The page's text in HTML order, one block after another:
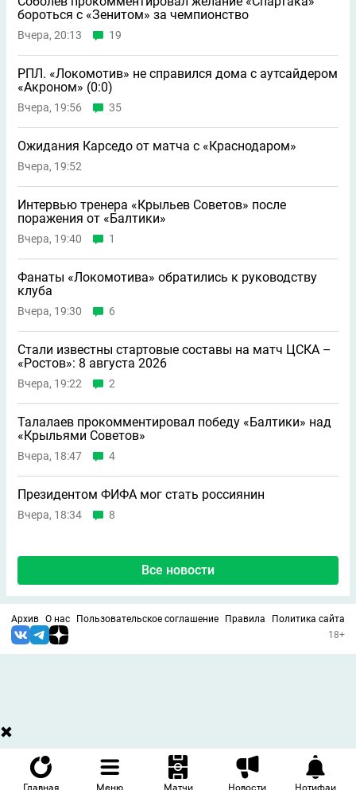
Главная Меню Матчи Новости Нотифаи
бороться с «Зенитом» за чемпионство
Вчера, 20:13 19
РПЛ. «Локомотив» не справился дома с аутсайдером
«Акроном» (0:0)
Вчера, 19:56 35
Ожидания Карседо от матча с «Краснодаром»
Вчера, 19:52
Интервью тренера «Крыльев Советов» после
поражения от «Балтики»
Вчера, 19:40 1
Фанаты «Локомотива» обратились к руководству
клуба
Вчера, 19:30 6
Стали известны стартовые составы на матч ЦСКА –
«Ростов»: 8 августа 2026
Вчера, 19:22 2
Талалаев прокомментировал победу «Балтики» над
«Крыльями Советов»
Вчера, 18:47 4
Президентом ФИФА мог стать россиянин
Вчера, 18:34 8
Все новости
Архив О нас Пользовательское соглашение Правила
Политика сайта
18+